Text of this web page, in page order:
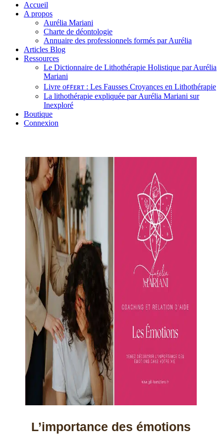
Accueil
A propos
Aurélia Mariani
Charte de déontologie
Annuaire des professionnels formés par Aurélia
Articles Blog
Ressources
Le Dictionnaire de Lithothérapie Holistique par Aurélia
Mariani
Livre ᴏꜰꜰᴇʀᴛ : Les Fausses Croyances en Lithothérapie
La lithothérapie expliquée par Aurélia Mariani sur
Inexploré
Boutique
Connexion
L’importance des émotions